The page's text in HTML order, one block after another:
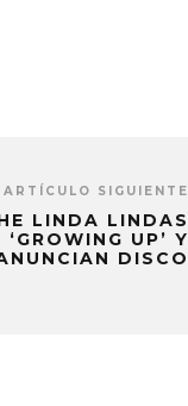
ARTÍCULO SIGUIENTE
LINDA LINDAS
UP’ Y
DISCO